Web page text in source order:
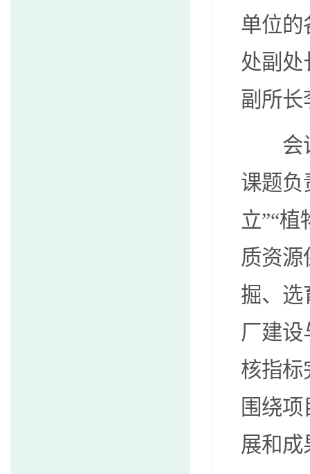
单位的
处副处
副所长
会
课题负
立”“
质资源
掘、选
厂建设
核指标
围绕
展和成